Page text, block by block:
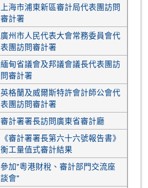
上海市浦東新區審計局代表團訪問
審計署
廣州市人民代表大會常務委員會代
表團訪問審計署
緬甸省議會及邦議會議長代表團訪
問審計署
英格蘭及威爾斯特許會計師公會代
表團訪問審計署
審計署署長訪問廣東省審計廳
《審計署署長第六十六號報告書》
衡工量值式審計結果
參加"粵港財稅、審計部門交流座
談會"